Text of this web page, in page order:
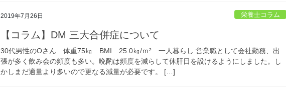
2019年7月26日 栄養士コラム
【コラム】DM 三大合併症について
30代男性のOさん 体重75㎏ BMI 25.0㎏/ｍ² 一人暮らし 営業職として会社勤務、出
張が多く飲み会の頻度も多い。晩酌は頻度を減らして休肝日を設けるようにしました。し
かしまだ適量より多いので更なる減量が必要です。 […]